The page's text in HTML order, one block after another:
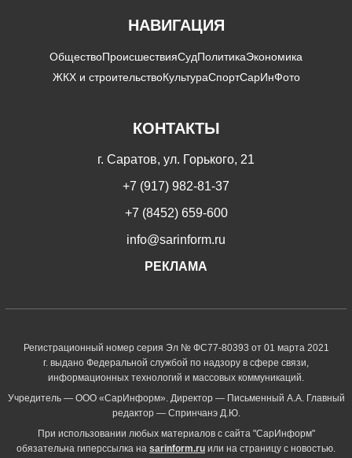
НАВИГАЦИЯ
ОбществоПроисшествияСудПолитикаЭкономика
ЖКХ и строительствоКультураСпортСарИнФото
КОНТАКТЫ
г. Саратов, ул. Горького, 21
+7 (917) 982-81-37
+7 (8452) 659-600
info@sarinform.ru
РЕКЛАМА
Регистрационный номер серия Эл № ФС77-80393 от 01 марта 2021
г. выдано Федеральной службой по надзору в сфере связи,
информационных технологий и массовых коммуникаций.
Учредитель — ООО «СарИнформ». Директор — Письменный А.А. Главный
редактор — Спринчанэ Д.Ю.
При использовании любых материалов с сайта "СарИнформ"
обязательна гиперссылка на sarinform.ru или на страницу с новостью.